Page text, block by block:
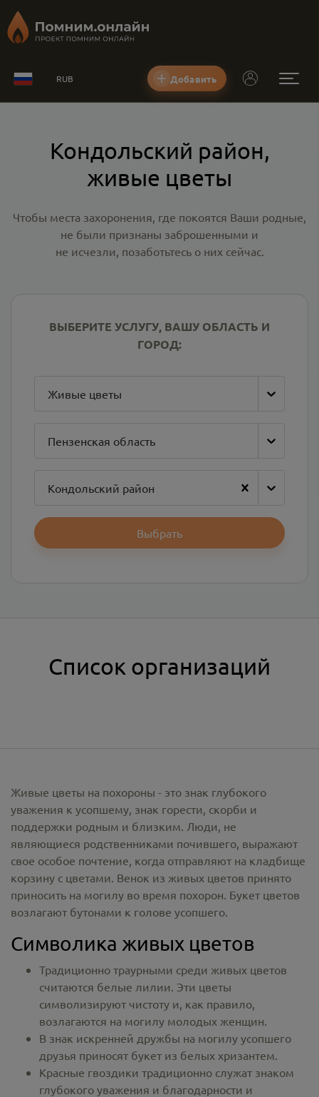
RUB Добавить
Кондольский район,
живые цветы
Чтобы места захоронения, где покоятся Ваши родные,
не были признаны заброшенными и
не исчезли, позаботьтесь о них сейчас.
ВЫБЕРИТЕ УСЛУГУ, ВАШУ ОБЛАСТЬ И
ГОРОД:
Живые цветы
Пензенская область
Кондольский район
Выбрать
Список организаций
Живые цветы на похороны - это знак глубокого
уважения к усопшему, знак горести, скорби и
поддержки родным и близким. Люди, не
являющиеся родственниками почившего, выражают
свое особое почтение, когда отправляют на кладбище
корзину с цветами. Венок из живых цветов принято
приносить на могилу во время похорон. Букет цветов
возлагают бутонами к голове усопшего.
Символика живых цветов
Традиционно траурными среди живых цветов
считаются белые лилии. Эти цветы
символизируют чистоту и, как правило,
возлагаются на могилу молодых женщин.
В знак искренней дружбы на могилу усопшего
друзья приносят букет из белых хризантем.
Красные гвоздики традиционно служат знаком
глубокого уважения и благодарности и